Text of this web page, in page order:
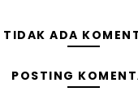
TIDAK ADA
POSTING